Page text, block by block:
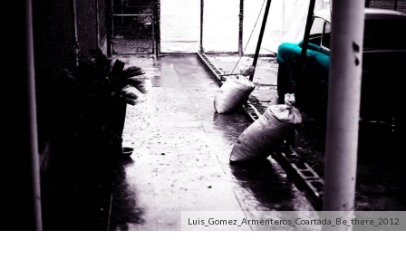
Luis_Gomez_Armenteros_Coartada_Be_there_2012